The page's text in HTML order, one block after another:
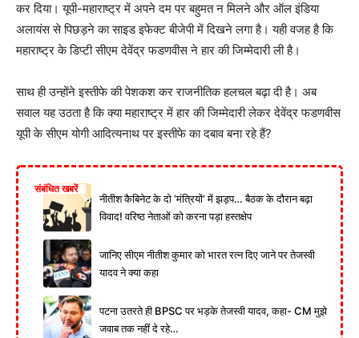
कर दिया। यूपी-महाराष्ट्र में अपने दम पर बहुमत न मिलने और ऑल इंडिया
अलायंस से पिछड़ने का साइड इफेक्ट बीजेपी में दिखने लगा है। यही वजह है कि
महाराष्ट्र के डिप्टी सीएम देवेंद्र फडणवीस ने हार की जिम्मेदारी ली है।
साथ ही उन्होंने इस्तीफे की पेशकश कर राजनीतिक हलचल बढ़ा दी है। अब
सवाल यह उठता है कि क्या महाराष्ट्र में हार की जिम्मेदारी लेकर देवेंद्र फडणवीस
यूपी के सीएम योगी आदित्यनाथ पर इस्तीफे का दबाव बना रहे हैं?
संबंधित खबरें
नीतीश कैबिनेट के दो ‘मंत्रियों’ में झड़प… बैठक के दौरान बढ़ा
विवाद! वरिष्ठ नेताओं को करना पड़ा हस्तक्षेप
जानिए सीएम नीतीश कुमार को भारत रत्न दिए जाने पर तेजस्वी
यादव ने क्या कहा
पटना उतरते ही BPSC पर भड़के तेजस्वी यादव, कहा- CM मुझे
जवाब तक नहीं दे रहे…